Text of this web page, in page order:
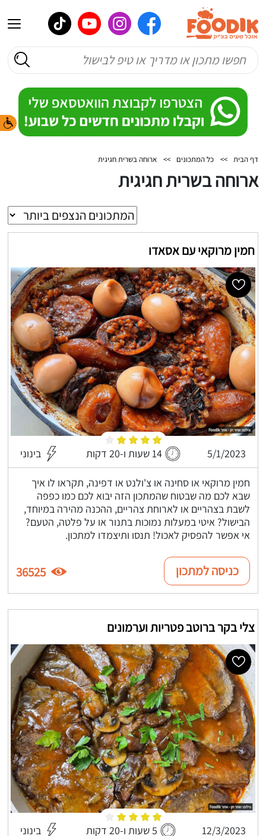
דף הבית >> כל המתכונים >> ארוחה בשרית חגיגית
ארוחה בשרית חגיגית
חמין מרוקאי עם אסאדו
5/1/2023 14 שעות ו-20 דקות בינוני
חמין מרוקאי או סחינה או צ'ולנט או דפינה, תקראו לו איך
שבא לכם מה שבטוח שהמתכון הזה יבוא לכם כמו כפפה
לשבת בצהריים או לארוחת צהריים, ההכנה מהירה במיוחד,
הבישול? איטי במעלות נמוכות בתנור או על פלטה, הטעם?
אי אפשר להפסיק לאכול! תנסו ותיצמדו למתכון.
כניסה למתכון 36525
צלי בקר ברוטב פטריות וערמונים
12/3/2023 5 שעות ו-20 דקות בינוני